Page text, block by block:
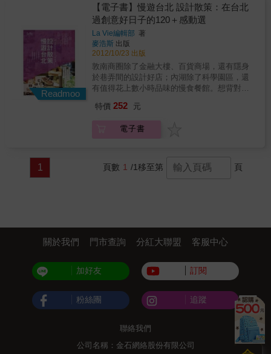
示？天啊也太方便了吧！ 要我自己一個人在台
北玩也沒問題啦！ & 除了主要城市台北之外，
被稱為文化之都的台南也是一定要去的啦！ 搭
乘台灣新幹線高鐵獨自前往，欣賞了許多代表
台灣的文化遺產跟懷舊建築， 在小巷弄探險更
是驚險萬分，原來台南這麼熱&hellip;沁涼冰心
的果汁根本就是救命恩人！ 稍作休息過後繼續
散步漫遊台南吧！ & 最後一天，當然不能錯過
長龍的美味台式早餐到地標101的參觀都不能錯
鑑，沒想到台灣的美男子還挺多的呢！（羞）
帶，拜訪低調藏身小巷老公寓裡的個性小店，
採買感動你的好物件； 探索充滿生命力的東區
巷弄，在亮起紅燈籠的深夜食堂居酒屋感受越
夜越美麗的都會活力； 保留百年風華的大稻
埕，老屋變身現代風格的藝廊、Pub、雜貨舖，
點。 兩位資深旅遊記者，在走遍世界各地之
後，發現最愛的城市還是台北，決定聯手分享
散步台北的美好，精選16條各具特色的散步路
線。 這本書就像帶著好友出遊般，親切介紹最
還有充滿生活感的公園、寺廟、夜市、二手市
在這城市的美好與荒謬，也呈現最真實的台北
中、城西、城東5大區，每條路線最末頁附手繪
規劃「最愛散步路線」，方便沒有時間規劃的
讀者按圖索驥。讀者也可以根據自己需求規劃
運直達散步街區，隨時出發去小旅行。 4. 適合
讀者：在地人才知道的隱藏版美食、特色店
家，即使是台北人，也能從書中發現全新驚
喜，也適合喜歡貼近在地生活旅遊情調的外國
遊客。並且附有店家地址、電話、營業時間等
Readmoo
【電子書】慢遊台北 設計散策：在台北
過創意好日子的120＋感動選
La Vie編輯部 著
麥浩斯 出版
2012/10/23 出版
敦南商圈除了金融大樓、百貨商場，還有隱身
於巷弄間的設計好店；內湖除了科學園區，還
有值得花上數小時品味的慢食餐館。想背對眾
隱藏著許多值得細細品味的慢活好店。本書介
角落，包括美學展覽館、設計專門店、文創集
用心感受，就能培養出屬於自己的好品味。品
特價 252 元
電子書
1 頁數 1 /1移至第 頁
關於我們 門市查詢 分紅大聯盟 客服中心
加好友 訂閱
粉絲團 追蹤
聯絡我們
公司名稱：金石網絡股份有限公司